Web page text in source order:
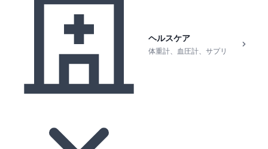
ヘルスケア
体重計、血圧計、サプリ